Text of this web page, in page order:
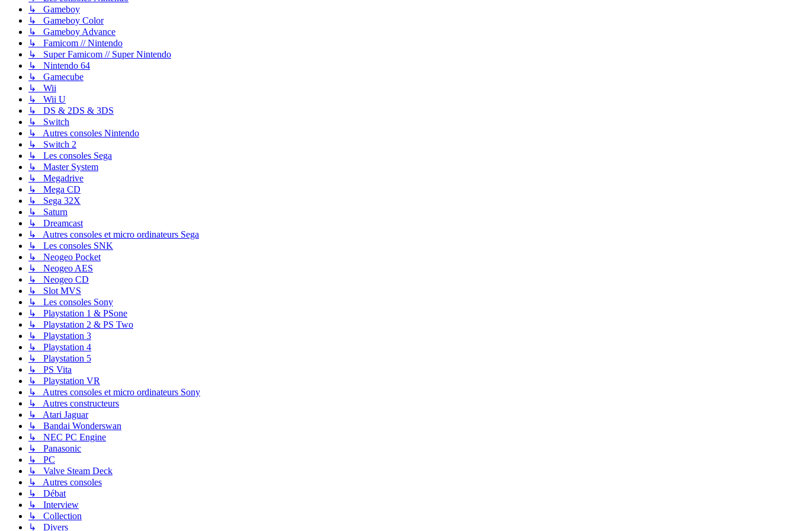
↳ Gameboy
↳ Gameboy Color
↳ Gameboy Advance
↳ Famicom // Nintendo
↳ Super Famicom // Super Nintendo
↳ Nintendo 64
↳ Gamecube
↳ Wii
↳ Wii U
↳ DS & 2DS & 3DS
↳ Switch
↳ Autres consoles Nintendo
↳ Switch 2
↳ Les consoles Sega
↳ Master System
↳ Megadrive
↳ Mega CD
↳ Sega 32X
↳ Saturn
↳ Dreamcast
↳ Autres consoles et micro ordinateurs Sega
↳ Les consoles SNK
↳ Neogeo Pocket
↳ Neogeo AES
↳ Neogeo CD
↳ Slot MVS
↳ Les consoles Sony
↳ Playstation 1 & PSone
↳ Playstation 2 & PS Two
↳ Playstation 3
↳ Playstation 4
↳ Playstation 5
↳ PS Vita
↳ Playstation VR
↳ Autres consoles et micro ordinateurs Sony
↳ Autres constructeurs
↳ Atari Jaguar
↳ Bandai Wonderswan
↳ NEC PC Engine
↳ Panasonic
↳ PC
↳ Valve Steam Deck
↳ Autres consoles
↳ Débat
↳ Interview
↳ Collection
↳ Divers